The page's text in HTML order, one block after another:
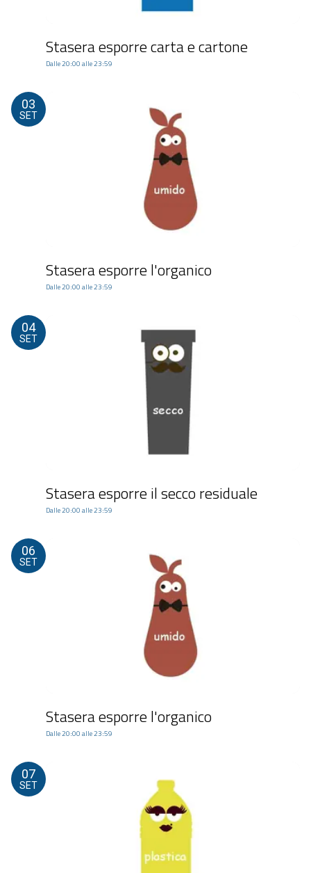
Stasera esporre carta e cartone
Dalle 20:00 alle 23:59
03
SET
Stasera esporre l'organico
Dalle 20:00 alle 23:59
04
SET
Stasera esporre il secco residuale
Dalle 20:00 alle 23:59
06
SET
Stasera esporre l'organico
Dalle 20:00 alle 23:59
07
SET